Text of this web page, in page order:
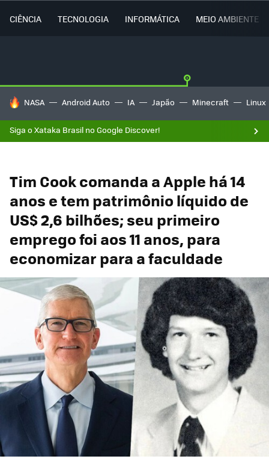
CIÊNCIA TECNOLOGIA INFORMÁTICA MEIO AMBIENTE
TENDÊNCIAS DO DIA
NASA Android Auto IA Japão Minecraft Linux
Siga o Xataka Brasil no Google Discover!
Tim Cook comanda a Apple há 14
anos e tem patrimônio líquido de
US$ 2,6 bilhões; seu primeiro
emprego foi aos 11 anos, para
economizar para a faculdade